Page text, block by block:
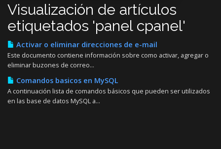
Visualización de artículos
etiquetados 'panel cpanel'
Activar o eliminar direcciones de e-mail
Este documento contiene información sobre como activar, agregar o
eliminar buzones de correo...
Comandos basicos en MySQL
A continuación lista de comandos básicos que pueden ser utilizados
en las base de datos MySQL a...